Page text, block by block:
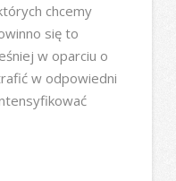
chcemy
się to
w oparciu o
w odpowiedni